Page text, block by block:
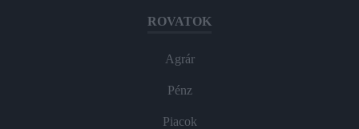
ROVATOK
Agrár
Pénz
Piacok